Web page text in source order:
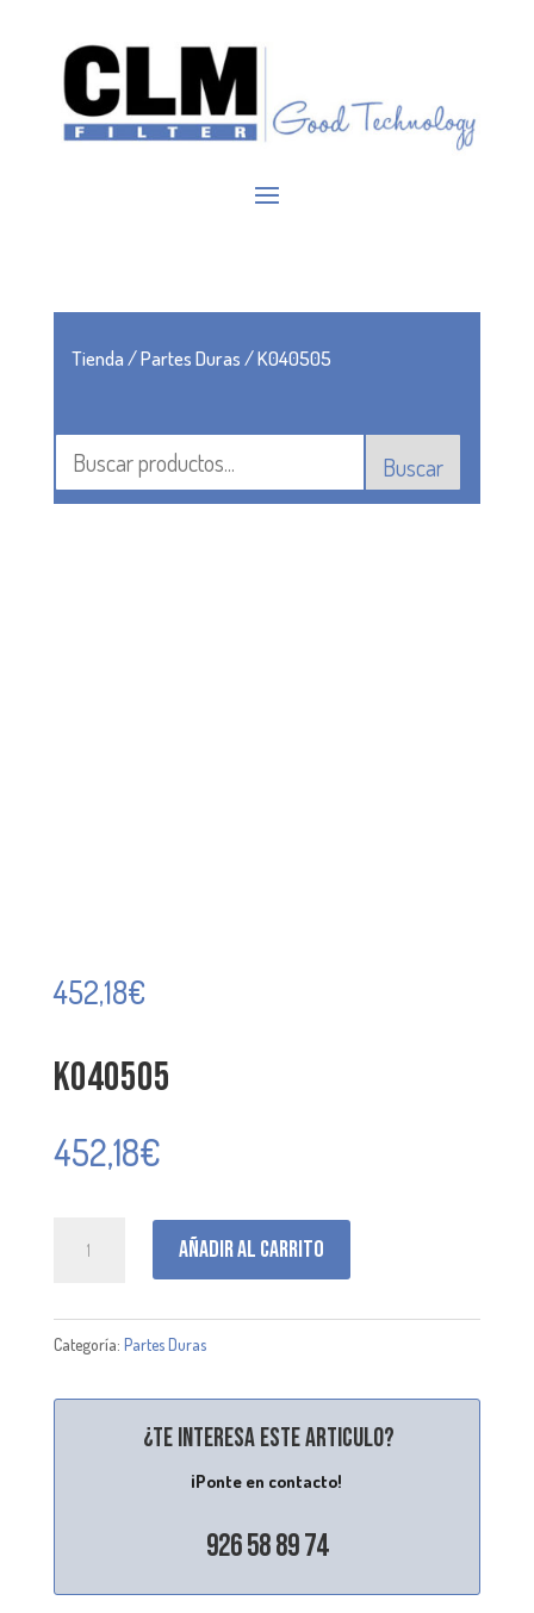
Tienda/Partes Duras/ K040505
Buscar
452,18€
K040505
452,18€
Añadir al carrito
Categoría: Partes Duras
¿Te interesa este articulo?
¡Ponte en contacto!
926 58 89 74